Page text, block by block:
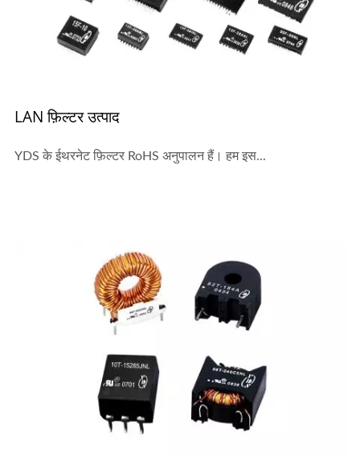
LAN फ़िल्टर उत्पाद
YDS के ईथरनेट फ़िल्टर RoHS अनुपालन हैं। हम इस...